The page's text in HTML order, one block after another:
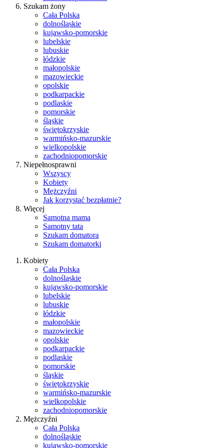
Szukam żony
Cała Polska
dolnośląskie
kujawsko-pomorskie
lubelskie
lubuskie
łódzkie
małopolskie
mazowieckie
opolskie
podkarpackie
podlaskie
pomorskie
śląskie
świętokrzyskie
warmińsko-mazurskie
wielkopolskie
zachodniopomorskie
Niepełnosprawni
Wszyscy
Kobiety
Mężczyźni
Jak korzystać bezpłatnie?
Więcej
Samotna mama
Samotny tata
Szukam domatora
Szukam domatorki
Kobiety
Cała Polska
dolnośląskie
kujawsko-pomorskie
lubelskie
lubuskie
łódzkie
małopolskie
mazowieckie
opolskie
podkarpackie
podlaskie
pomorskie
śląskie
świętokrzyskie
warmińsko-mazurskie
wielkopolskie
zachodniopomorskie
Mężczyźni
Cała Polska
dolnośląskie
kujawsko-pomorskie